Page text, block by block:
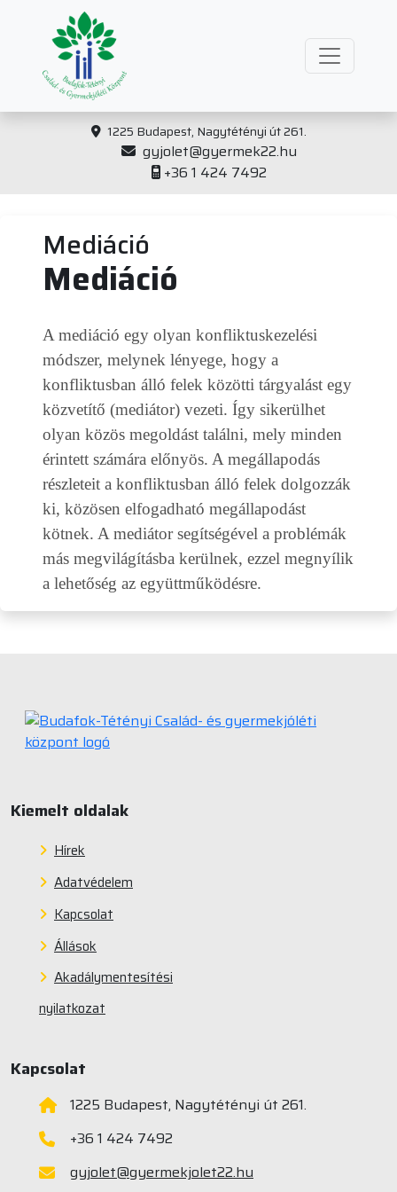
1225 Budapest, Nagytétényi út 261.
gyjolet@gyermek22.hu
+36 1 424 7492
Mediáció
Mediáció
A mediáció egy olyan konfliktuskezelési
módszer, melynek lényege, hogy a
konfliktusban álló felek közötti tárgyalást egy
közvetítő (mediátor) vezeti. Így sikerülhet
olyan közös megoldást találni, mely minden
érintett számára előnyös. A megállapodás
részleteit a konfliktusban álló felek dolgozzák
ki, közösen elfogadható megállapodást
kötnek. A mediátor segítségével a problémák
más megvilágításba kerülnek, ezzel megnyílik
a lehetőség az együttműködésre.
Kiemelt oldalak
Hírek
Adatvédelem
Kapcsolat
Állások
Akadálymentesítési
nyilatkozat
Kapcsolat
1225 Budapest, Nagytétényi út 261.
+36 1 424 7492
gyjolet@gyermekjolet22.hu